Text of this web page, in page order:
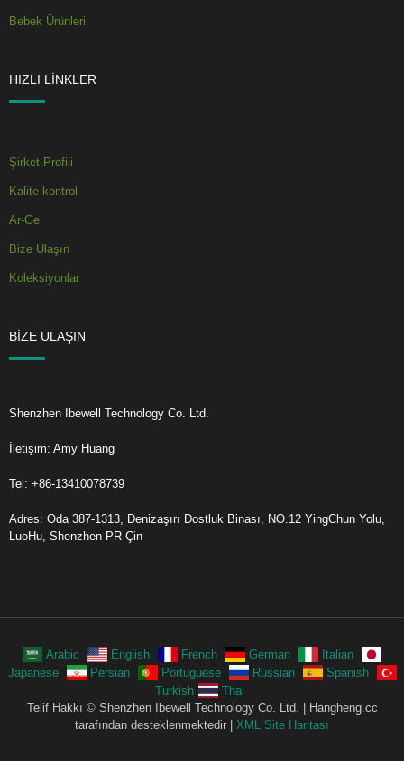
Bebek Ürünleri
HIZLI LINKLER
Şirket Profili
Kalite kontrol
Ar-Ge
Bize Ulaşın
Koleksiyonlar
BIZE ULAŞIN
Shenzhen Ibewell Technology Co. Ltd.
İletişim: Amy Huang
Tel: +86-13410078739
Adres: Oda 387-1313, Denizaşırı Dostluk Binası, NO.12 YingChun Yolu,
LuoHu, Shenzhen PR Çin
Arabic English French German
Italian
Japanese
Persian Portuguese Russian
Spanish
Turkish
Thai
Telif Hakkı © Shenzhen Ibewell Technology Co. Ltd. | Hangheng.cc
tarafından desteklenmektedir | XML Site Haritası